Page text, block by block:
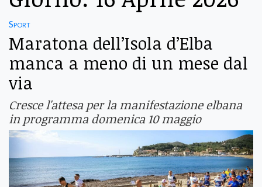
Sport
Maratona dell’Isola d’Elba
manca a meno di un mese dal
via
Cresce l'attesa per la manifestazione elbana
in programma domenica 10 maggio